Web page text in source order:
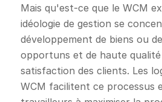
Mais qu'est-ce que le WCM
idéologie de gestion se
développement de biens ou
opportuns et de haute
satisfaction des clients. Les
WCM facilitent ce processus